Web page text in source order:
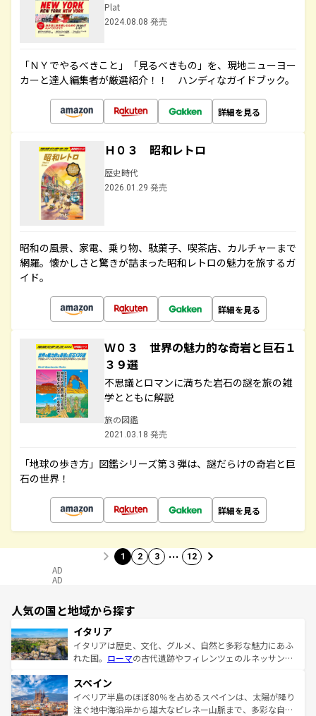
Plat
2024.08.08 発売
「ＮＹでやるべきこと」「見るべきもの」を、現地ニューヨー
カーと達人編集者が厳選紹介！！ ハンディなガイドブック。
詳細を見る
Ｈ０３ 昭和レトロ
歴史時代
2026.01.29 発売
昭和の風景、家電、乗り物、駄菓子、喫茶店、カルチャーまで
網羅。懐かしさと驚きが詰まった昭和レトロの魅力を旅するガ
イド。
詳細を見る
Ｗ０３ 世界の魅力的な奇岩と巨石１
３９選
不思議とロマンに満ちた岩石の謎を旅の雑
学とともに解説
旅の図鑑
2021.03.18 発売
「地球の歩き方」図鑑シリーズ第３弾は、謎だらけの奇岩と巨
石の世界！
詳細を見る
1 2 3 … 12
AD
AD
人気の国と地域から探す
イタリア
イタリアは歴史、文化、グルメ、自然と多彩な魅力にあふ
れた国。 ローマの古代遺跡やフィレンツェのルネッサンス
ろん、トスカーナの美しい田園風景やアマルフィ海岸の絶
景など、自然景観も見逃せない。観光の合間には、本場の
ピザやパスタなど、絶品のイタリア料理を堪能することも
スペイン
イベリア半島のほぼ80％を占めるスペインは、太陽が降り
注ぐ地中海沿岸から雄大なピレネー山脈まで、多彩な自然